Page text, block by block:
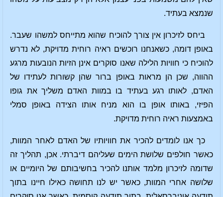
שנמצא בעתיד.
ביחס לזיכרון אין צורך להוכיח שהוא מתייחס למשהו שעבר.
באופן דומה, כשאנחנו רוכשים ראיה רוחית מדויקת, לא נדרש
להוכיח כי חוויות הלילה שאנו סוקרים אינן הזיות הנובעות מרגע
ההווה, שכן הן מראות באופן ברור שהן קשורות לעתידו של
האדם, לאותו רגע בעתיד בו במוות האדם משליך את גופו
הפיזי, באותו אופן בו הוא מניח אותו הצידה באופן סמלי
באמצעות ראיה רוחית מדויקת.
כך אנו לומדים להכיר את חוויותיו של האדם לאחר המוות,
כאשר חולפים שלושת הימים שעליהם דיברתי. אכן, תהליך זה
שדומה לזיכרון מלמד אותנו להכיר בחשיבותם של היומיים או
שלושה אחרי המוות, כאשר יש לנו תחושה כאילו חיינו בתוך